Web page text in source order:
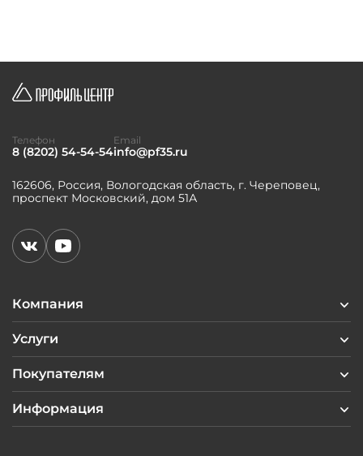
Компания
Услуги
Покупателям
Информация
162606, Россия, Вологодская область, г. Череповец,
проспект Московский, дом 51А
Телефон
8 (8202) 54-54-54
Email
info@pf35.ru